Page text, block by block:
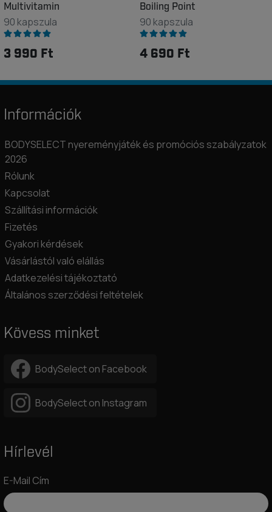
Multivitamin
90 kapszula
3 990 Ft
Boiling Point
90 kapszula
4 690 Ft
Információk
BODYSELECT nyereményjáték és promóciós szabályzatok
2026
Rólunk
Kapcsolat
Szállítási információk
Fizetés
Gyakori kérdések
Vásárlástól való elállás
Adatkezelési tájékoztató
Általános szerződési feltételek
Kövess minket
BodySelect on Facebook
BodySelect on Instagram
Hírlevél
E-Mail Cím